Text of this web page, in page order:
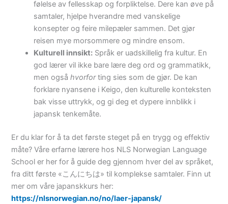
følelse av fellesskap og forpliktelse. Dere kan øve på
samtaler, hjelpe hverandre med vanskelige
konsepter og feire milepæler sammen. Det gjør
reisen mye morsommere og mindre ensom.
Kulturell innsikt: Språk er uadskillelig fra kultur. En
god lærer vil ikke bare lære deg ord og grammatikk,
men ogsåhvorforting sies som de gjør. De kan
forklare nyansene i Keigo, den kulturelle konteksten
bak visse uttrykk, og gi deg et dypere innblikk i
japansk tenkemåte.
Er du klar for å ta det første steget på en trygg og effektiv
måte? Våre erfarne lærere hos NLS Norwegian Language
School er her for å guide deg gjennom hver del av språket,
fra ditt første «こんにちは» til komplekse samtaler. Finn ut
mer om våre japanskkurs her:
https://nlsnorwegian.no/no/laer-japansk/